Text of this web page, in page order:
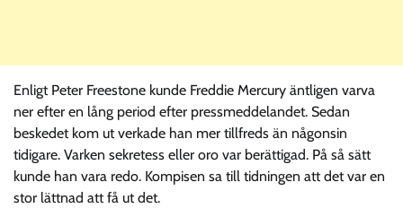
Enligt Peter Freestone kunde Freddie Mercury äntligen varva
ner efter en lång period efter pressmeddelandet. Sedan
beskedet kom ut verkade han mer tillfreds än någonsin
tidigare. Varken sekretess eller oro var berättigad. På så sätt
kunde han vara redo. Kompisen sa till tidningen att det var en
stor lättnad att få ut det.